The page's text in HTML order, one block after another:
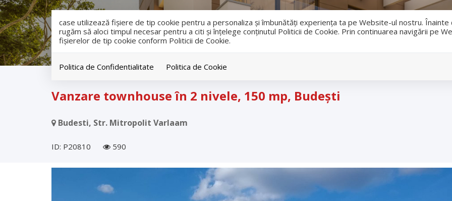
case utilizează fişiere de tip cookie pentru a personaliza și îmbunătăți experiența ta pe Website-ul nostru.
rugăm să aloci timpul necesar pentru a citi și înțelege conținutul Politicii de Cookie. Prin continuarea navigării pe
fişierelor de tip cookie conform Politicii de Cookie.
Politica de Confidentialitate Politica de Cookie
Vanzare townhouse în 2 nivele, 150 mp, Budești
Budesti, Str. Mitropolit Varlaam
ID: P20810 590